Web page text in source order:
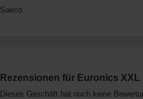
Saeco
Rezensionen für Euronics XXL
Dieses Geschäft hat noch keine